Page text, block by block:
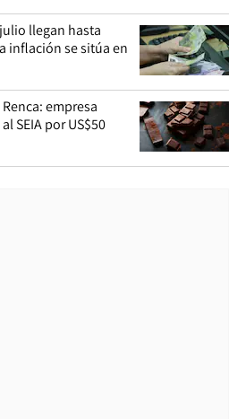
llegan hasta
inflación se sitúa en
empresa
SEIA por US$50